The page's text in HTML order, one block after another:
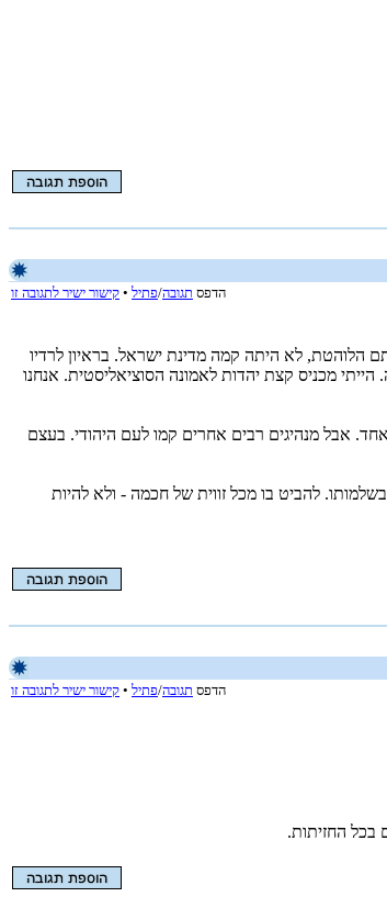
הדפס תגובה/פתיל • קישור ישיר לתגובה זו
הלוהטת, לא היתה קמה מדינת ישראל. בראיון לרדיו
הייתי מכניס קצת יהדות לאמונה הסוציאליסטית. אנחנו
אבל מנהיגים רבים אחרים קמו לעם היהודי. בעצם
להביט בו מכל זווית של חכמה - ולא להיות
הדפס תגובה/פתיל • קישור ישיר לתגובה זו